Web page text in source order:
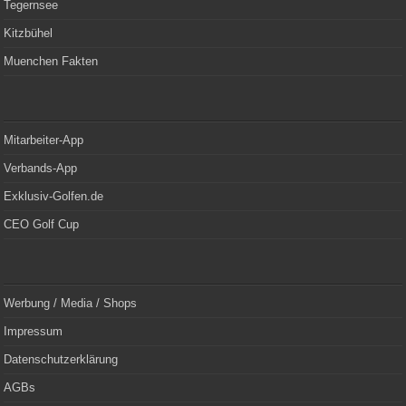
Tegernsee
Kitzbühel
Muenchen Fakten
Mitarbeiter-App
Verbands-App
Exklusiv-Golfen.de
CEO Golf Cup
Werbung / Media / Shops
Impressum
Datenschutzerklärung
AGBs